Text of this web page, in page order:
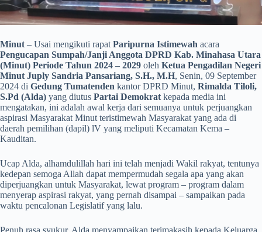
Minut – Usai mengikuti rapat Paripurna Istimewah acara
Pengucapan Sumpah/Janji Anggota DPRD Kab. Minahasa Utara
(Minut) Periode Tahun 2024 – 2029 oleh Ketua Pengadilan Negeri
Minut Juply Sandria Pansariang, S.H., M.H, Senin, 09 September
2024 di Gedung Tumatenden kantor DPRD Minut, Rimalda Tiloli,
S.Pd (Alda) yang diutus Partai Demokrat kepada media ini
mengatakan, ini adalah awal kerja dari semuanya untuk perjuangkan
aspirasi Masyarakat Minut teristimewah Masyarakat yang ada di
daerah pemilihan (dapil) lV yang meliputi Kecamatan Kema –
Kauditan.
Ucap Alda, alhamdulillah hari ini telah menjadi Wakil rakyat, tentunya
kedepan semoga Allah dapat mempermudah segala apa yang akan
diperjuangkan untuk Masyarakat, lewat program – program dalam
menyerap aspirasi rakyat, yang pernah disampai – sampaikan pada
waktu pencalonan Legislatif yang lalu.